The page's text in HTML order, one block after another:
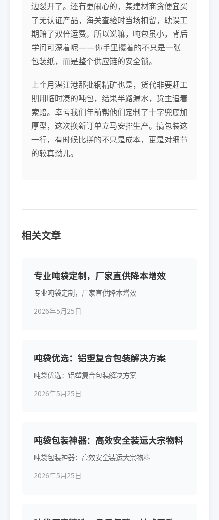
边裂开了。还有更闹心的，某建材商贪便宜买
了无认证产品，海关查验时当场扣留，耽误工
期赔了双倍运费。所以说嘛，吨包虽小，背后
学问可深着呢——你手里攥着的不只是一张
包装纸，而是整个供应链的安全锁。
上个月湛江港那批铜精矿也是，货代非要赶工
期用临时凑的吨包，结果半路漏水，货主追着
索赔。幸亏我们年前帮他们定制了十字兜底加
厚型，这次换新订单立马安排生产。搞包装这
一行，有时候比拼的不只是成本，更是对细节
的较真劲儿。
相关文章
专业吨袋定制，厂家直供降本增效
专业吨袋定制，厂家直供降本增效
2026年5月25日
吨袋优选：铝塑复合包装解决方案
吨袋优选：铝塑复合包装解决方案
2026年5月25日
吨袋包装神器：高效安全装运大宗物料
吨袋包装神器：高效安全装运大宗物料
2026年5月25日